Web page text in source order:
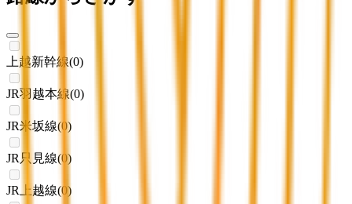
上越新幹線(0)
JR羽越本線(0)
JR米坂線(0)
JR只見線(0)
JR上越線(0)